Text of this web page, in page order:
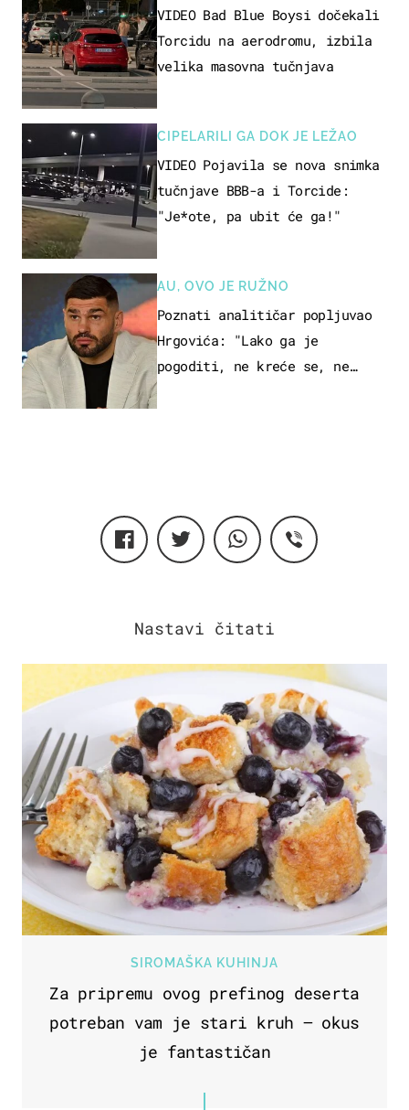
VIDEO Bad Blue Boysi dočekali
Torcidu na aerodromu, izbila
velika masovna tučnjava
CIPELARILI GA DOK JE LEŽAO
VIDEO Pojavila se nova snimka
tučnjave BBB-a i Torcide:
"Je*ote, pa ubit će ga!"
AU, OVO JE RUŽNO
Poznati analitičar popljuvao
Hrgovića: "Lako ga je
pogoditi, ne kreće se, ne
SIROMAŠKA KUHINJA
Za pripremu ovog prefinog deserta
potreban vam je stari kruh – okus
je fantastičan